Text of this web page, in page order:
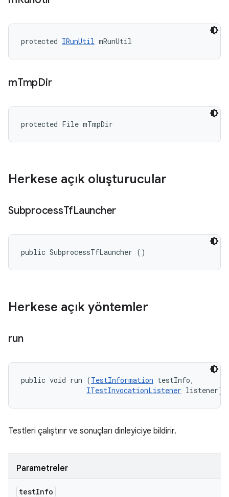
protected IRunUtil mRunUtil
mTmpDir
protected File mTmpDir
Herkese açık oluşturucular
SubprocessTfLauncher
public SubprocessTfLauncher ()
Herkese açık yöntemler
run
public void run (TestInformation testInfo,
ITestInvocationListener listener)
Testleri çalıştırır ve sonuçları dinleyiciye bildirir.
Parametreler
testInfo